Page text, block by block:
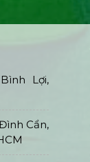
Lợi,
Cẩn,